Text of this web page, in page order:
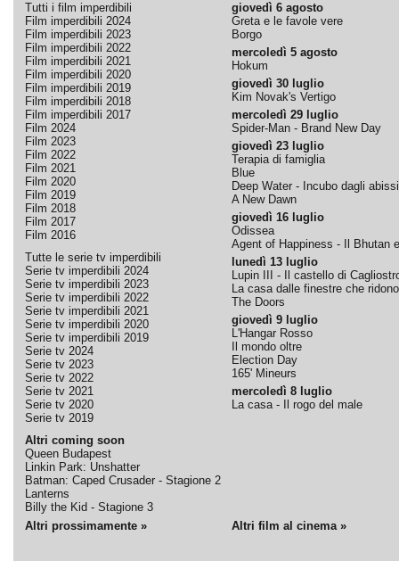
Tutti i film imperdibili
Film imperdibili 2024
Film imperdibili 2023
Film imperdibili 2022
Film imperdibili 2021
Film imperdibili 2020
Film imperdibili 2019
Film imperdibili 2018
Film imperdibili 2017
Film 2024
Film 2023
Film 2022
Film 2021
Film 2020
Film 2019
Film 2018
Film 2017
Film 2016
Tutte le serie tv imperdibili
Serie tv imperdibili 2024
Serie tv imperdibili 2023
Serie tv imperdibili 2022
Serie tv imperdibili 2021
Serie tv imperdibili 2020
Serie tv imperdibili 2019
Serie tv 2024
Serie tv 2023
Serie tv 2022
Serie tv 2021
Serie tv 2020
Serie tv 2019
Altri coming soon
Queen Budapest
Linkin Park: Unshatter
Batman: Caped Crusader - Stagione 2
Lanterns
Billy the Kid - Stagione 3
giovedì 6 agosto
Greta e le favole vere
Borgo
mercoledì 5 agosto
Hokum
giovedì 30 luglio
Kim Novak's Vertigo
mercoledì 29 luglio
Spider-Man - Brand New Day
giovedì 23 luglio
Terapia di famiglia
Blue
Deep Water - Incubo dagli abissi
A New Dawn
giovedì 16 luglio
Odissea
Agent of Happiness - Il Bhutan
lunedì 13 luglio
Lupin III - Il castello di
La casa dalle finestre che ridono
The Doors
giovedì 9 luglio
L'Hangar Rosso
Il mondo oltre
Election Day
165' Mineurs
mercoledì 8 luglio
La casa - Il rogo del male
Altri prossimamente » Altri film al cinema »